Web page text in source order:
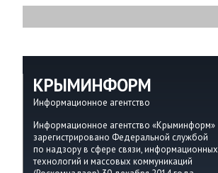
КРЫМИНФОРМ
Информационное агентство
Информационное агентство «Крыминформ»
зарегистрировано Федеральной службой
по надзору в сфере связи, информационных
технологий и массовых коммуникаций